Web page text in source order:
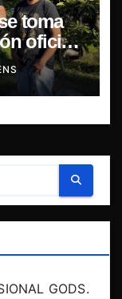
toma
oficial
GODS.